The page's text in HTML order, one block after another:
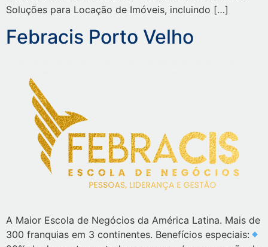
Soluções para Locação de Imóveis, incluindo […]
Febracis Porto Velho
A Maior Escola de Negócios da América Latina. Mais de
300 franquias em 3 continentes. Benefícios especiais: